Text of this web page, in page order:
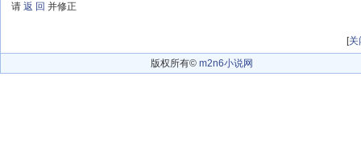
请 返 回 并修正
[关
版权所有© m2n6小说网